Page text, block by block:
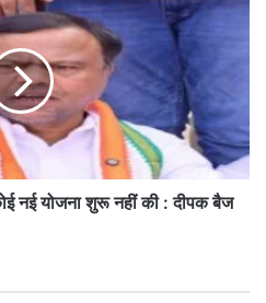
नई योजना शुरू नहीं की : दीपक बैज